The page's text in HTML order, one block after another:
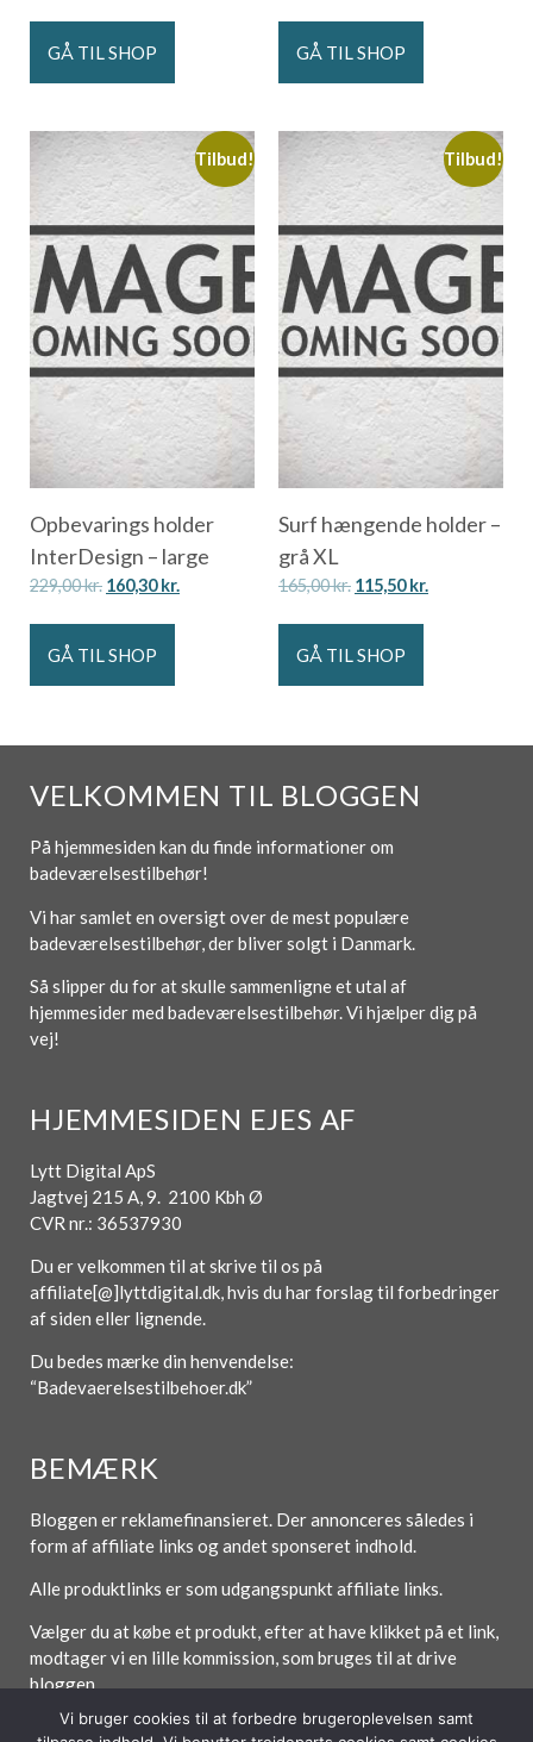
GÅ TIL SHOP GÅ TIL SHOP
Tilbud!
Opbevarings holder
InterDesign – large
229,00kr. 160,30kr.
GÅ TIL SHOP
Tilbud!
Surf hængende holder –
grå XL
165,00kr. 115,50kr.
GÅ TIL SHOP
VELKOMMEN TIL BLOGGEN
På hjemmesiden kan du finde informationer om
badeværelsestilbehør!
Vi har samlet en oversigt over de mest populære
badeværelsestilbehør, der bliver solgt i Danmark.
Så slipper du for at skulle sammenligne et utal af
hjemmesider med badeværelsestilbehør. Vi hjælper dig på
vej!
HJEMMESIDEN EJES AF
Lytt Digital ApS
Jagtvej 215 A, 9. 2100 Kbh Ø
CVR nr.: 36537930
Du er velkommen til at skrive til os på
affiliate[@]lyttdigital.dk, hvis du har forslag til forbedringer
af siden eller lignende.
Du bedes mærke din henvendelse:
“Badevaerelsestilbehoer.dk”
BEMÆRK
Bloggen er reklamefinansieret. Der annonceres således i
form af affiliate links og andet sponseret indhold.
Alle produktlinks er som udgangspunkt affiliate links.
Vælger du at købe et produkt, efter at have klikket på et link,
modtager vi en lille kommission, som bruges til at drive
bloggen.
Vi bruger cookies til at forbedre brugeroplevelsen samt